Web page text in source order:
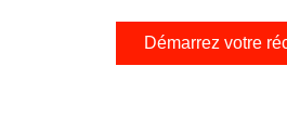
Démarrez votre